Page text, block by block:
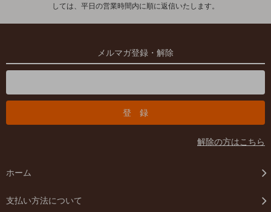
しては、平日の営業時間内に順に返信いたします。
メルマガ登録・解除
解除の方はこちら
ホーム
支払い方法について